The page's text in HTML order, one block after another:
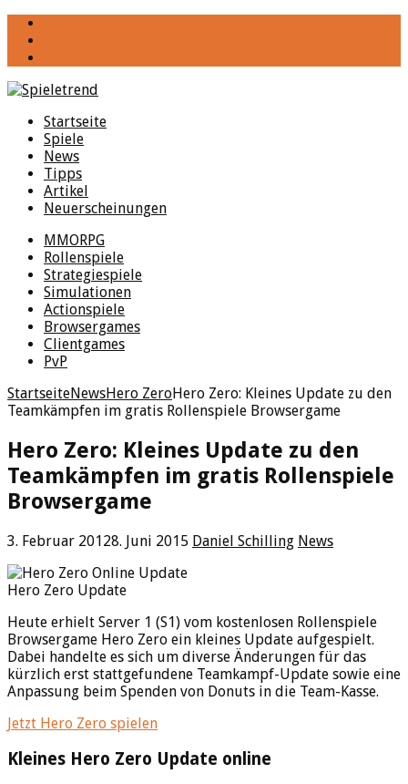
Startseite
Spiele
News
Tipps
Artikel
Neuerscheinungen
MMORPG
Rollenspiele
Strategiespiele
Simulationen
Actionspiele
Browsergames
Clientgames
PvP
StartseiteNewsHero ZeroHero Zero: Kleines Update zu den
Teamkämpfen im gratis Rollenspiele Browsergame
Hero Zero: Kleines Update zu den
Teamkämpfen im gratis Rollenspiele
Browsergame
3. Februar 20128. Juni 2015 Daniel Schilling News
Hero Zero Update
Heute erhielt Server 1 (S1) vom kostenlosen Rollenspiele
Browsergame Hero Zero ein kleines Update aufgespielt.
Dabei handelte es sich um diverse Änderungen für das
kürzlich erst stattgefundene Teamkampf-Update sowie eine
Anpassung beim Spenden von Donuts in die Team-Kasse.
Jetzt Hero Zero spielen
Kleines Hero Zero Update online